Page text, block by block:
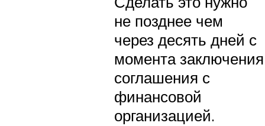
не позднее чем
через десять дней с
момента заключения
соглашения с
финансовой
организацией.